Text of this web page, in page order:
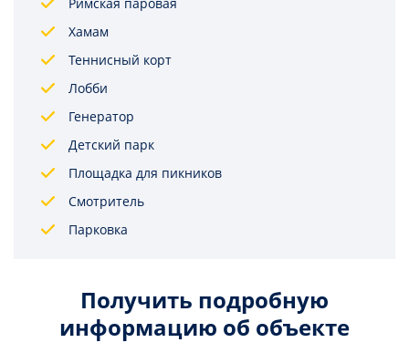
Хамам
Теннисный корт
Лобби
Генератор
Детский парк
Площадка для пикников
Смотритель
Парковка
Получить подробную
информацию об объекте